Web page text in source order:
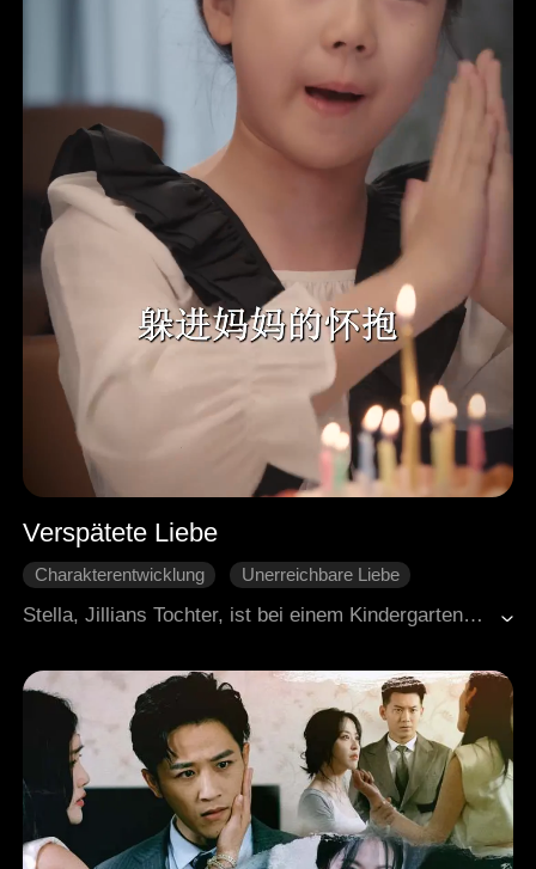
Verspätete Liebe
Charakterentwicklung
Unerreichbare Liebe
Familie
Stella, Jillians Tochter, ist bei einem Kindergarteneinsturz ums Leben gekommen. Ihr Vater Nicholas, der schnell zur Stelle war, war stattdessen mit der Rettung der Tochter seiner unerreichbaren Liebe beschäftigt. In ihren letzten Atemzügen fragte Stella, warum ihr Vater nicht gekommen war, um sie zu retten, eine Frage, die Jillian in tiefe Trauer versetzte. Bei Stellas Beerdigung war Nicholas' Abwesenheit auffällig, da er sich im Krankenhaus um Irene und ihre Mutter kümmerte. Erst durch Liams Eingreifen erfuhr Nicholas vom Tod seiner Tochter. Jillian war sehr unzufrieden damit, dass Nicholas nicht an der Beerdigung teilnahm, und reichte die Scheidung ein. Außerdem deckte Jillian durch Jiang Ches Nachforschungen den Immobilienerwerb von Nichola für Irene auf, was sie dazu veranlasste, Vergeltung zu üben